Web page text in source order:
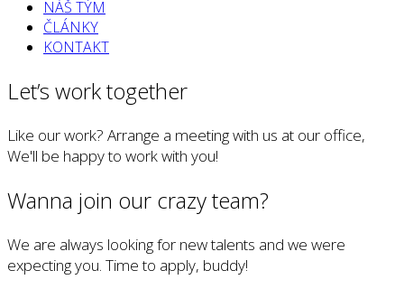
NÁŠ TÝM
ČLÁNKY
KONTAKT
Let’s work together
Like our work? Arrange a meeting with us at our office,
We'll be happy to work with you!
Wanna join our crazy team?
We are always looking for new talents and we were
expecting you. Time to apply, buddy!